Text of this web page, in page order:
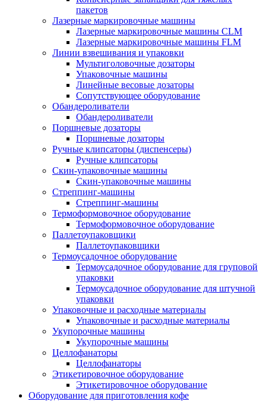
пакетов
Лазерные маркировочные машины
Лазерные маркировочные машины CLM
Лазерные маркировочные машины FLM
Линии взвешивания и упаковки
Мультиголовочные дозаторы
Упаковочные машины
Линейные весовые дозаторы
Сопутствующее оборудование
Обандероливатели
Обандероливатели
Поршневые дозаторы
Поршневые дозаторы
Ручные клипсаторы (диспенсеры)
Ручные клипсаторы
Скин-упаковочные машины
Скин-упаковочные машины
Стреппинг-машины
Стреппинг-машины
Термоформовочное оборудование
Термоформовочное оборудование
Паллетоупаковщики
Паллетоупаковщики
Термоусадочное оборудование
Термоусадочное оборудование для груповой
упаковки
Термоусадочное оборудование для штучной
упаковки
Упаковочные и расходные материалы
Упаковочные и расходные материалы
Укупорочные машины
Укупорочные машины
Целлофанаторы
Целлофанаторы
Этикетировочное оборудование
Этикетировочное оборудование
Оборудование для приготовления кофе